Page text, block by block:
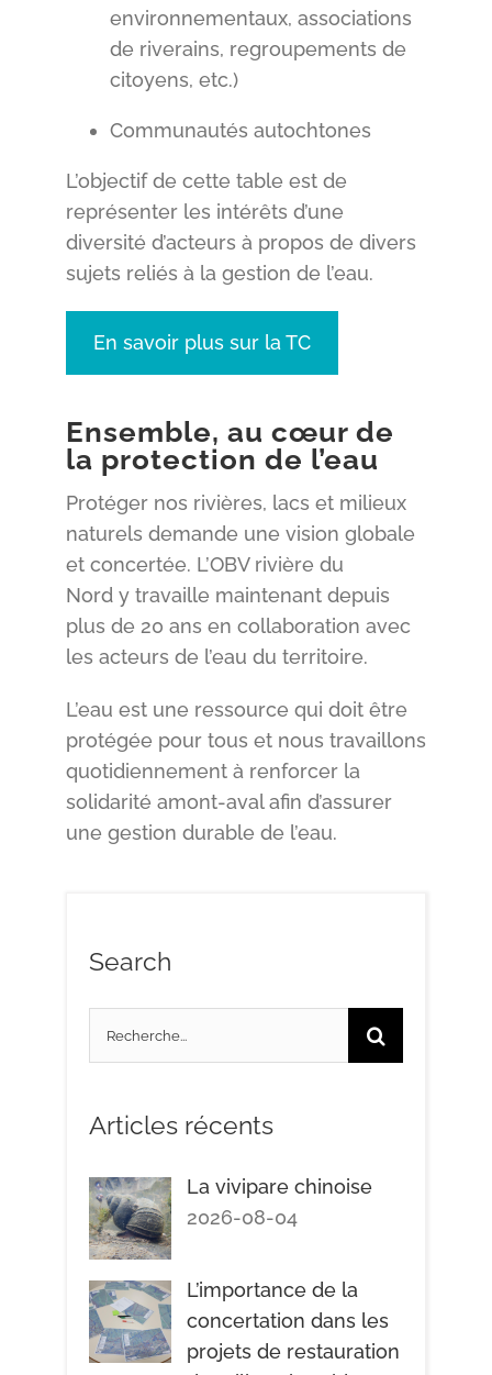
environnementaux, associations
de riverains, regroupements de
citoyens, etc.)
Communautés autochtones
L’objectif de cette table est de
représenter les intérêts d’une
diversité d’acteurs à propos de divers
sujets reliés à la gestion de l’eau.
En savoir plus sur la TC
Ensemble, au cœur de
la protection de l’eau
Protéger nos rivières, lacs et milieux
naturels demande une vision globale
et concertée. L’OBV rivière du
Nord y travaille maintenant depuis
plus de 20 ans en collaboration avec
les acteurs de l’eau du territoire.
L’eau est une ressource qui doit être
protégée pour tous et nous travaillons
quotidiennement à renforcer la
solidarité amont-aval afin d’assurer
une gestion durable de l’eau.
Search
Articles récents
La vivipare chinoise
2026-08-04
L’importance de la
concertation dans les
projets de restauration